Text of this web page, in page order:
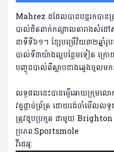
Mahrez ដដែលបានបន្តរកប
បាល់ជិតពាក់កណ្តាលតារាងសំដ
នាទីទី៦១។ ខ្សែបម្រើវ័យ៣២ឆ្នាំរូ
បាល់ទី៣យ៉ាងល្អបន្ថែមទៀត ក្រ
បញ្ចូនបាល់ពីស្លាបខាងឆ្វេងចូល
លទ្ធផលនេះបានធ្វើអោយក្រុម
វគ្គផ្តាច់ព្រ័ត្រ ដោយរង់ចាំមើលល
ត្រូវជួបប្រកួត ជាមួយ Brighton ន
ប្រភព:Sportsmole
វីដេអូ: